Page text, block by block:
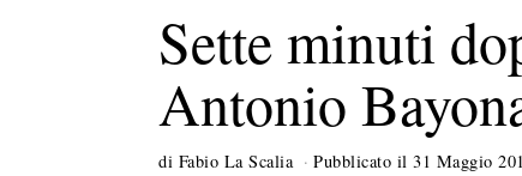
Sette minuti
Antonio
di Fabio La Scalia Pubblicato il 31 Maggio